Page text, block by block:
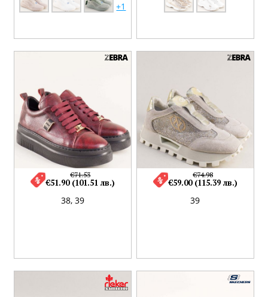
+1
38, 39
€71.53
€51.90 (101.51 лв.)
39
€74.98
€59.00 (115.39 лв.)